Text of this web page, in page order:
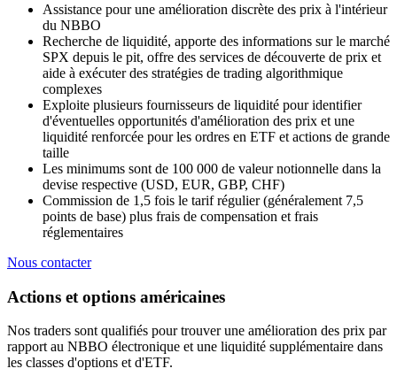
Assistance pour une amélioration discrète des prix à l'intérieur
du NBBO
Recherche de liquidité, apporte des informations sur le marché
SPX depuis le pit, offre des services de découverte de prix et
aide à exécuter des stratégies de trading algorithmique
complexes
Exploite plusieurs fournisseurs de liquidité pour identifier
d'éventuelles opportunités d'amélioration des prix et une
liquidité renforcée pour les ordres en ETF et actions de grande
taille
Les minimums sont de 100 000 de valeur notionnelle dans la
devise respective (USD, EUR, GBP, CHF)
Commission de 1,5 fois le tarif régulier (généralement 7,5
points de base) plus frais de compensation et frais
réglementaires
Nous contacter
Actions et options américaines
Nos traders sont qualifiés pour trouver une amélioration des prix par
rapport au NBBO électronique et une liquidité supplémentaire dans
les classes d'options et d'ETF.